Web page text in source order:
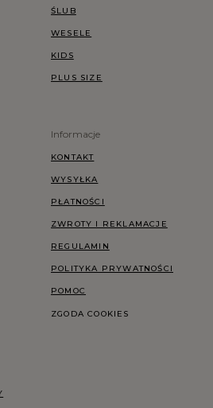
ŚLUB
WESELE
KIDS
PLUS SIZE
Informacje
KONTAKT
WYSYŁKA
PŁATNOŚCI
ZWROTY I REKLAMACJE
REGULAMIN
POLITYKA PRYWATNOŚCI
POMOC
ZGODA COOKIES